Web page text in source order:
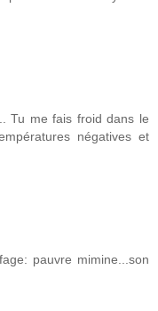
Tu me fais froid dans le
négatives et
pauvre mimine...son